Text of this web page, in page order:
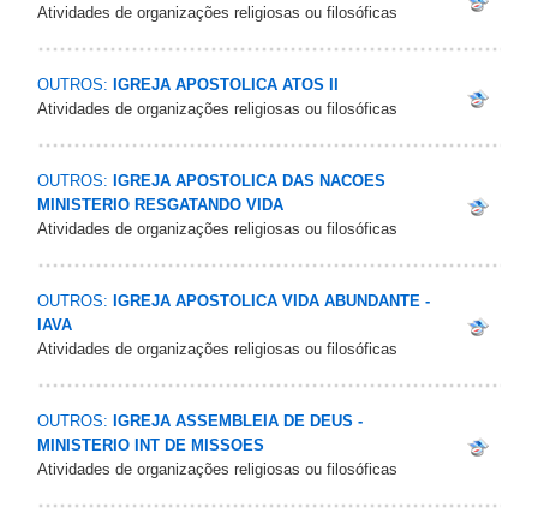
Atividades de organizações religiosas ou filosóficas
OUTROS: IGREJA APOSTOLICA ATOS II
Atividades de organizações religiosas ou filosóficas
OUTROS: IGREJA APOSTOLICA DAS NACOES
MINISTERIO RESGATANDO VIDA
Atividades de organizações religiosas ou filosóficas
OUTROS: IGREJA APOSTOLICA VIDA ABUNDANTE -
IAVA
Atividades de organizações religiosas ou filosóficas
OUTROS: IGREJA ASSEMBLEIA DE DEUS -
MINISTERIO INT DE MISSOES
Atividades de organizações religiosas ou filosóficas